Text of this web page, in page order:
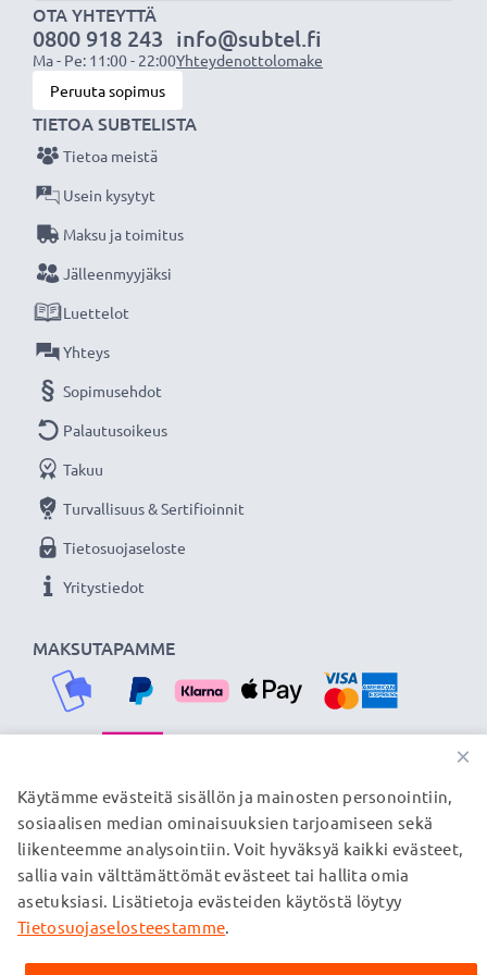
Älä missaa kuvauksellista hetkeä CELLONIC LCD-
laturin ansiosta, 3 vuoden takuu!
OTA YHTEYTTÄ
0800 918 243
Ma - Pe: 11:00 - 22:00
info@subtel.fi
Yhteydenottolomake
Peruuta sopimus
MAKSUTAPAMME
TIETOA SUBTELISTA
Tietoa meistä
Usein kysytyt
Maksu ja toimitus
Jälleenmyyjäksi
Luettelot
Yhteys
Sopimusehdot
Palautusoikeus
Takuu
Turvallisuus & Sertifioinnit
Tietosuojaseloste
Yritystiedot
TOIMITUSKUMPPANIMME
© subtel.fi 2026
Kaikki hinnat sisältävät arvonlisäveron, mutta ei
toimituskuluja. Kaikki sivuillamme mainitut tavaramerkit ovat
verkkosivuillamme ainoastaan tuotteitamme koskevan
×
Käytämme evästeitä sisällön ja mainosten personointiin,
sosiaalisen median ominaisuuksien tarjoamiseen sekä
liikenteemme analysointiin. Voit hyväksyä kaikki evästeet,
sallia vain välttämättömät evästeet tai hallita omia
asetuksiasi. Lisätietoja evästeiden käytöstä löytyy
Tietosuojaselosteestamme.